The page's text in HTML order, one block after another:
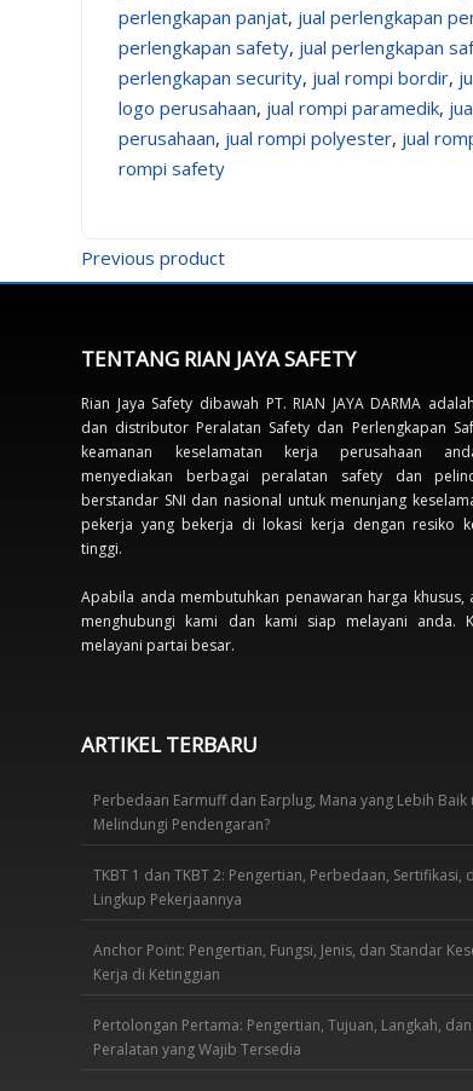
perlengkapan panjat, jual perlengkapan
perlengkapan safety, jual perlengkapan
perlengkapan security, jual rompi bordir,
logo perusahaan, jual rompi paramedik,
perusahaan, jual rompi polyester, jual
rompi safety
Previous product
TENTANG RIAN JAYA SAFETY
Rian Jaya Safety dibawah PT. RIAN JAYA DARMA
dan distributor Peralatan Safety dan Perlengkapan
keamanan keselamatan kerja perusahaan
menyediakan berbagai peralatan safety dan
berstandar SNI dan nasional untuk menunjang
pekerja yang bekerja di lokasi kerja dengan resiko
tinggi.
Apabila anda membutuhkan penawaran harga khusus,
menghubungi kami dan kami siap melayani anda.
melayani partai besar.
ARTIKEL TERBARU
Perbedaan Earmuff dan Earplug, Mana yang Lebih Baik
Melindungi Pendengaran?
TKBT 1 dan TKBT 2: Pengertian, Perbedaan, Sertifikasi,
Lingkup Pekerjaannya
Anchor Point: Pengertian, Fungsi, Jenis, dan Standar
Kerja di Ketinggian
Pertolongan Pertama: Pengertian, Tujuan, Langkah, dan
Peralatan yang Wajib Tersedia